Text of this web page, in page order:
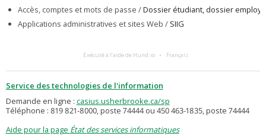
Accès, comptes et mots de passe /Dossier étudiant, dossier employé
Applications administratives et sites Web / SIIG
Exécuté à l’aide de Hund.io Français
Service des technologies de l'information
Demande en ligne : casius.usherbrooke.ca/sp
Téléphone : 819 821-8000, poste 74444 ou 450 463-1835, poste 74444
Aide pour la page État des services informatiques